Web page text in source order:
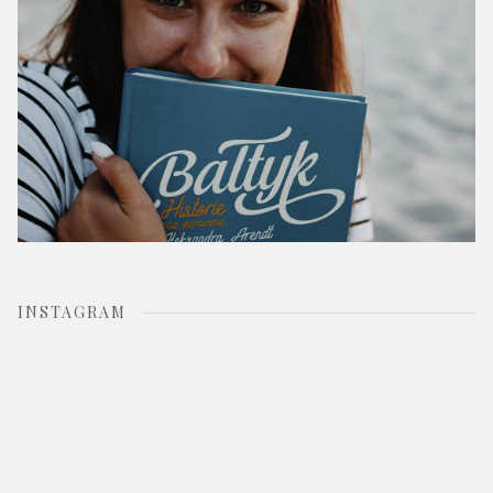
INSTAGRAM